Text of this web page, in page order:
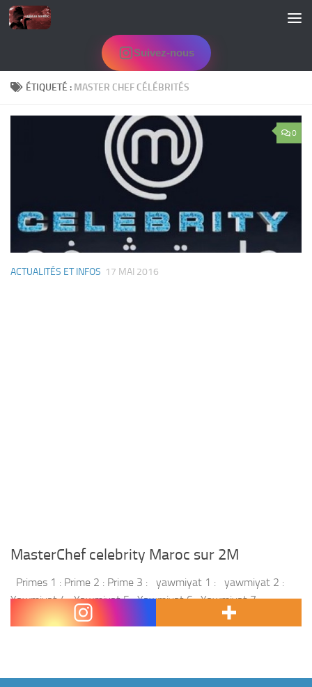
Skip to content
Suivez-nous
ÉTIQUETÉ : MASTER CHEF CÉLÉBRITÉS
0
ACTUALITÉS ET INFOS 17 MAI 2016
MasterChef celebrity Maroc sur 2M
Primes 1 : Prime 2 : Prime 3 : yawmiyat 1 : yawmiyat 2 :
Yawmiyat 4 : Yawmiyat 5 : Yawmiyat 6 : Yawmiyat 7 :
Rendez vous sur 2M pour...